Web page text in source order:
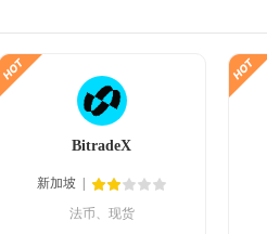
BitradeX
新加坡
法币、现货